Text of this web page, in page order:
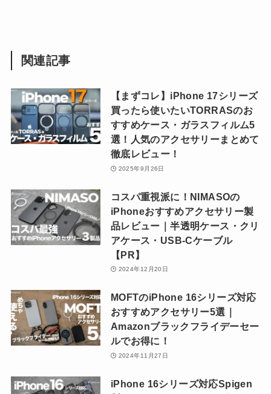
関連記事
【まずコレ】iPhone 17シリーズ
買ったら使いたいTORRASのお
すすめケース・ガラスフィルム5
選！人気のアクセサリーまとめて
徹底レビュー！
2025年9月26日
コスパ重視派に！NIMASOの
iPhoneおすすめアクセサリー製
品レビュー｜半透明ケース・クリ
アケース・USB-Cケーブル
【PR】
2024年12月20日
MOFTのiPhone 16シリーズ対応
おすすめアクセサリー5選｜
Amazonブラックフライデーセー
ルでお得に！
2024年11月27日
iPhone 16シリーズ対応Spigen